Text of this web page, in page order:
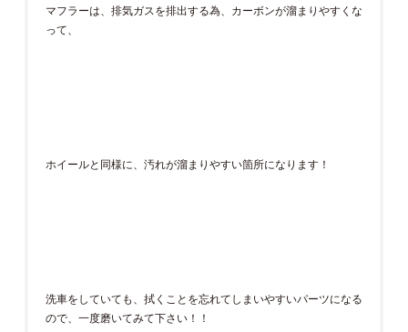
マフラーは、排気ガスを排出する為、カーボンが溜まりやすくな
って、
ホイールと同様に、汚れが溜まりやすい箇所になります！
洗車をしていても、拭くことを忘れてしまいやすいパーツになる
ので、一度磨いてみて下さい！！